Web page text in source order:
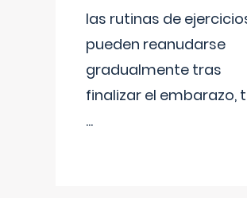
las rutinas de
pueden reanudarse
gradualmente tras
finalizar el embarazo,
...